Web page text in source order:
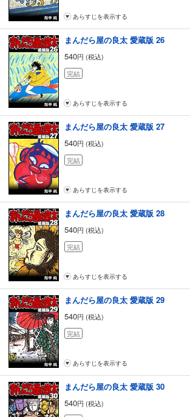
あらすじを表示する
まんだら屋の良太 愛蔵版 26
540円 (税込)
完結
あらすじを表示する
まんだら屋の良太 愛蔵版 27
540円 (税込)
完結
あらすじを表示する
まんだら屋の良太 愛蔵版 28
540円 (税込)
完結
あらすじを表示する
まんだら屋の良太 愛蔵版 29
540円 (税込)
完結
あらすじを表示する
まんだら屋の良太 愛蔵版 30
540円 (税込)